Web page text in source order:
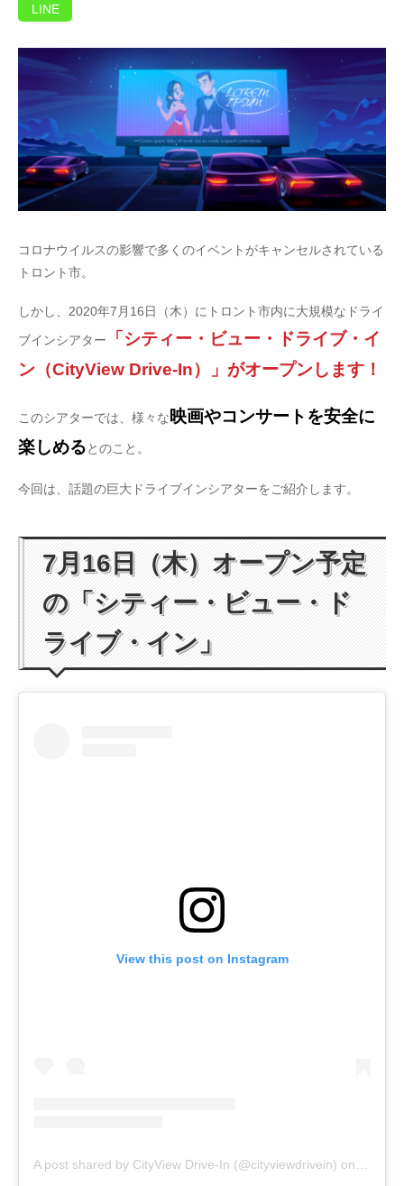
LINE
コロナウイルスの影響で多くのイベントがキャンセルされている
トロント市。
しかし、2020年7月16日（木）にトロント市内に大規模なドライ
ブインシアター
「シティー・ビュー・ドライブ・イ
ン（CityView Drive-In）」がオープンします！
このシアターでは、様々な映画やコンサートを安全に
楽しめるとのこと。
今回は、話題の巨大ドライブインシアターをご紹介します。
7月16日（木）オープン予定
の「シティー・ビュー・ド
ライブ・イン」
View this post on Instagram
A post shared by CityView Drive-In (@cityviewdrivein) on